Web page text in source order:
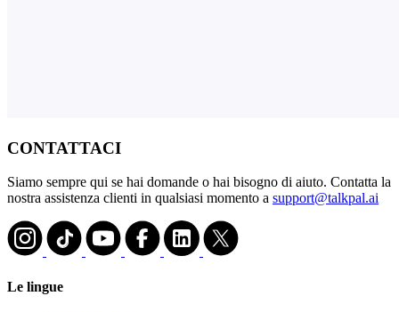
CONTATTACI
Siamo sempre qui se hai domande o hai bisogno di aiuto. Contatta la
nostra assistenza clienti in qualsiasi momento a support@talkpal.ai
Le lingue